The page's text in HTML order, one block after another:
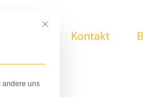
Kontakt
Mit diesem Button wird der
andere uns